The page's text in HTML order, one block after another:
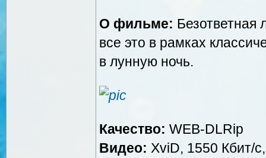
О фильме: Безответная
все это в рамках
в лунную ночь.
Качество: WEB-DLRip
Видео: XviD, 1550 Кбит/